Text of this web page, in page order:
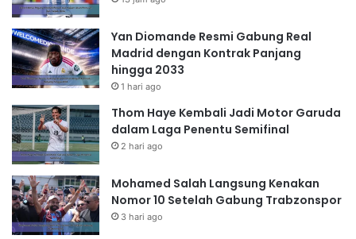
Yan Diomande Resmi Gabung Real
Madrid dengan Kontrak Panjang
hingga 2033
1 hari ago
Thom Haye Kembali Jadi Motor Garuda
dalam Laga Penentu Semifinal
2 hari ago
Mohamed Salah Langsung Kenakan
Nomor 10 Setelah Gabung Trabzonspor
3 hari ago